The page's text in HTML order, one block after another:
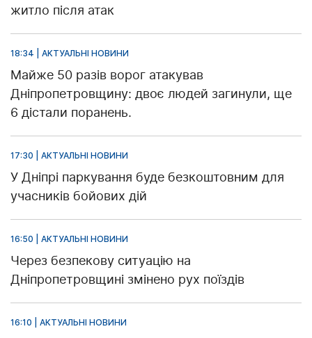
житло після атак
18:34 | АКТУАЛЬНІ НОВИНИ
Майже 50 разів ворог атакував
Дніпропетровщину: двоє людей загинули, ще
6 дістали поранень.
17:30 | АКТУАЛЬНІ НОВИНИ
У Дніпрі паркування буде безкоштовним для
учасників бойових дій
16:50 | АКТУАЛЬНІ НОВИНИ
Через безпекову ситуацію на
Дніпропетровщині змінено рух поїздів
16:10 | АКТУАЛЬНІ НОВИНИ